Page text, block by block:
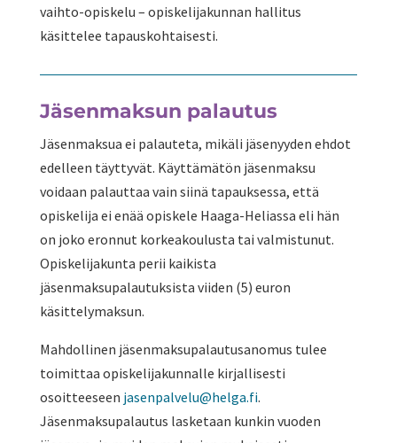
vaihto-opiskelu – opiskelijakunnan hallitus
käsittelee tapauskohtaisesti.
Jäsenmaksun palautus
Jäsenmaksua ei palauteta, mikäli jäsenyyden ehdot
edelleen täyttyvät. Käyttämätön jäsenmaksu
voidaan palauttaa vain siinä tapauksessa, että
opiskelija ei enää opiskele Haaga-Heliassa eli hän
on joko eronnut korkeakoulusta tai valmistunut.
Opiskelijakunta perii kaikista
jäsenmaksupalautuksista viiden (5) euron
käsittelymaksun.
Mahdollinen jäsenmaksupalautusanomus tulee
toimittaa opiskelijakunnalle kirjallisesti
osoitteeseen jasenpalvelu@helga.fi.
Jäsenmaksupalautus lasketaan kunkin vuoden